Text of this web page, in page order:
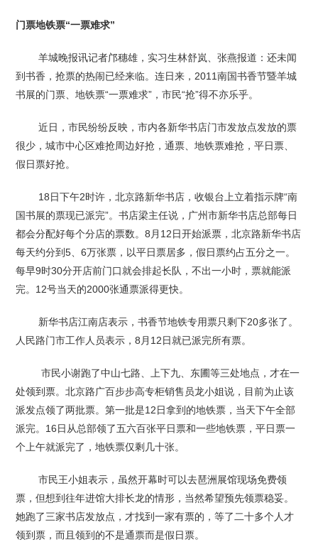
门票地铁票“一票难求”
羊城晚报讯记者邝穗雄，实习生林舒岚、张燕报道：还未闻
到书香，抢票的热闹已经来临。连日来，2011南国书香节暨羊城
书展的门票、地铁票“一票难求”，市民“抢”得不亦乐乎。
近日，市民纷纷反映，市内各新华书店门市发放点发放的票
很少，城市中心区难抢周边好抢，通票、地铁票难抢，平日票、
假日票好抢。
18日下午2时许，北京路新华书店，收银台上立着指示牌“南
国书展的票现已派完”。书店梁主任说，广州市新华书店总部每日
都会分配好每个分店的票数。8月12日开始派票，北京路新华书店
每天约分到5、6万张票，以平日票居多，假日票约占五分之一。
每早9时30分开店前门口就会排起长队，不出一小时，票就能派
完。12号当天的2000张通票派得更快。
新华书店江南店表示，书香节地铁专用票只剩下20多张了。
人民路门市工作人员表示，8月12日就已派完所有票。
市民小谢跑了中山七路、上下九、东圃等三处地点，才在一
处领到票。北京路广百步步高专柜销售员龙小姐说，目前为止该
派发点领了两批票。第一批是12日拿到的地铁票，当天下午全部
派完。16日从总部领了五六百张平日票和一些地铁票，平日票一
个上午就派完了，地铁票仅剩几十张。
市民王小姐表示，虽然开幕时可以去琶洲展馆现场免费领
票，但想到往年进馆大排长龙的情形，当然希望预先领票稳妥。
她跑了三家书店发放点，才找到一家有票的，等了二十多个人才
领到票，而且领到的不是通票而是假日票。